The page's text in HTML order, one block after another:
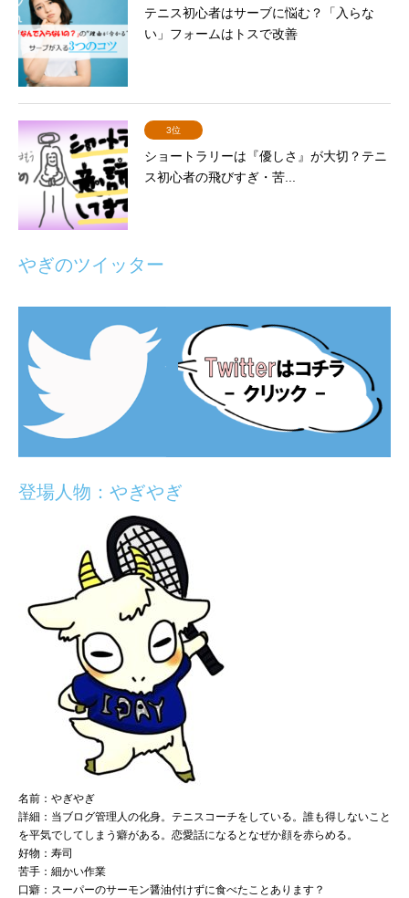
テニス初心者はサーブに悩む？「入らな
い」フォームはトスで改善
3位
ショートラリーは『優しさ』が大切？テニ
ス初心者の飛びすぎ・苦...
やぎのツイッター
登場人物：やぎやぎ
名前：やぎやぎ
詳細：当ブログ管理人の化身。テニスコーチをしている。誰も得しないこと
を平気でしてしまう癖がある。恋愛話になるとなぜか顔を赤らめる。
好物：寿司
苦手：細かい作業
口癖：スーパーのサーモン醤油付けずに食べたことあります？